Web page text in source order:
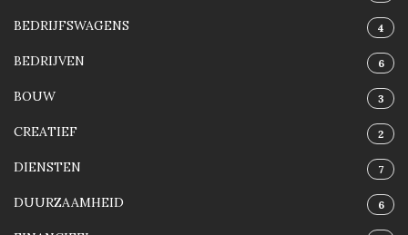
BEDRIJFSWAGENS 4
BEDRIJVEN 6
BOUW 3
CREATIEF 2
DIENSTEN 7
DUURZAAMHEID 6